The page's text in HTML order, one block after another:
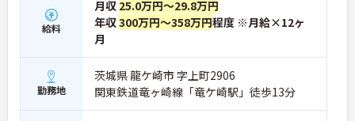
給料
月収 25.0万円～29.8万円
年収300万円～358万円程度 ※月給×12ヶ
月
勤務地
茨城県 龍ケ崎市 字上町2906
関東鉄道竜ヶ崎線「竜ケ崎駅」徒歩13分